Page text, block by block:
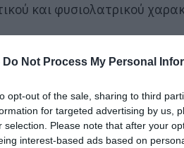
Do Not Process My Personal
opt-out of the sale, sharing to third
for targeted advertising by us,
selection. Please note that after your
interest-based ads based on
και φυσιολατρικού